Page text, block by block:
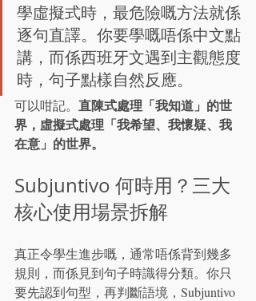
學虛擬式時，最危險嘅方法就係
逐句直譯。你要學嘅唔係中文點
講，而係西班牙文遇到主觀態度
時，句子點樣自然反應。
可以咁記。 直陳式處理「我知道」的世
界，虛擬式處理「我希望、我懷疑、我
在意」的世界。
Subjuntivo 何時用？三大
核心使用場景拆解
真正令學生進步嘅，通常唔係背到幾多
規則，而係見到句子時識得分類。你只
要先認到句型，再判斷語境，Subjuntivo